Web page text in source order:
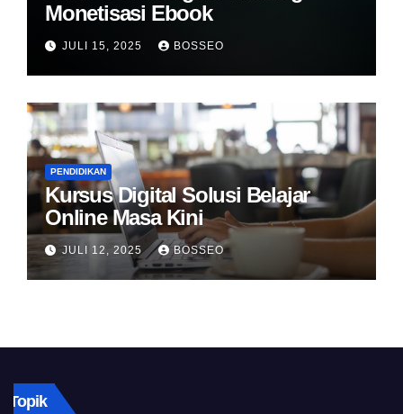
Monetisasi Ebook
JULI 15, 2025 BOSSEO
PENDIDIKAN
Kursus Digital Solusi Belajar
Online Masa Kini
JULI 12, 2025 BOSSEO
Topik